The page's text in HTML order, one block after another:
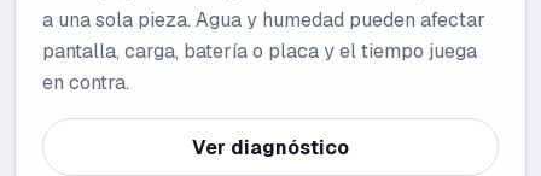
a una sola pieza. Agua y humedad pueden afectar
pantalla, carga, batería o placa y el tiempo juega
en contra.
Ver diagnóstico